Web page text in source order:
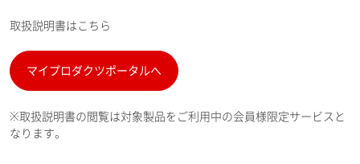
取扱説明書はこちら
マイプロダクツポータルへ
※取扱説明書の閲覧は対象製品をご利用中の会員様限定サービスと
なります。